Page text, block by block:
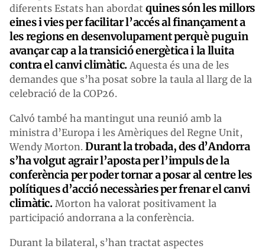
diferents Estats han abordat quines són les millors
eines i vies per facilitar l’accés al finançament a
les regions en desenvolupament perquè puguin
avançar cap a la transició energètica i la lluita
contra el canvi climàtic. Aquesta és una de les
demandes que s’ha posat sobre la taula al llarg de la
celebració de la COP26.
Calvó també ha mantingut una reunió amb la
ministra d’Europa i les Amèriques del Regne Unit,
Wendy Morton. Durant la trobada, des d’Andorra
s’ha volgut agrair l’aposta per l’impuls de la
conferència per poder tornar a posar al centre les
polítiques d’acció necessàries per frenar el canvi
climàtic.Morton ha valorat positivament la
participació andorrana a la conferència.
Durant la bilateral, s’han tractat aspectes